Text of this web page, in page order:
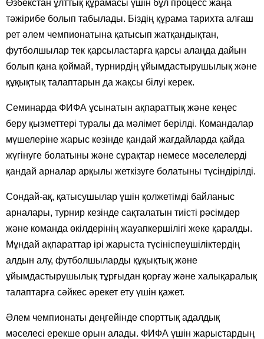
Өзбекстан ұлттық құрамасы үшін бұл процесс жаңа
тәжірибе болып табылады. Біздің құрама тарихта алғаш
рет әлем чемпионатына қатысып жатқандықтан,
футболшылар тек қарсыластарға қарсы алаңда дайын
болып қана қоймай, турнирдің ұйымдастырушылық және
құқықтық талаптарын да жақсы білуі керек.
Семинарда ФИФА ұсынатын ақпараттық және кеңес
беру қызметтері туралы да мәлімет берілді. Командалар
мүшелеріне жарыс кезінде қандай жағдайларда қайда
жүгінуге болатыны және сұрақтар немесе мәселелерді
қандай арналар арқылы жеткізуге болатыны түсіндірілді.
Сондай-ақ, қатысушылар үшін қолжетімді байланыс
арналары, турнир кезінде сақталатын тиісті рәсімдер
және команда өкілдерінің жауапкершілігі жеке қаралды.
Мұндай ақпараттар ірі жарыста түсініспеушіліктердің
алдын алу, футболшыларды құқықтық және
ұйымдастырушылық тұрғыдан қорғау және халықаралық
талаптарға сәйкес әрекет ету үшін қажет.
Әлем чемпионаты деңгейінде спорттық адалдық
мәселесі ерекше орын алады. ФИФА үшін жарыстардың